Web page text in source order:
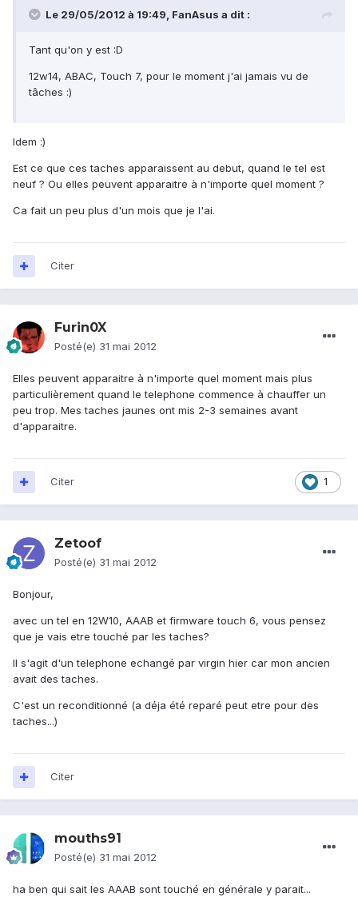
Le 29/05/2012 à 19:49, FanAsus a dit :
Tant qu'on y est :D
12w14, ABAC, Touch 7, pour le moment j'ai jamais vu de
tâches :)
Idem :)
Est ce que ces taches apparaissent au debut, quand le tel est
neuf ? Ou elles peuvent apparaitre à n'importe quel moment ?
Ca fait un peu plus d'un mois que je l'ai.
Citer
Furin0X
Posté(e) 31 mai 2012
Elles peuvent apparaitre à n'importe quel moment mais plus
particulièrement quand le telephone commence à chauffer un
peu trop. Mes taches jaunes ont mis 2-3 semaines avant
d'apparaitre.
1
Citer
Zetoof
Posté(e) 31 mai 2012
Bonjour,
avec un tel en 12W10, AAAB et firmware touch 6, vous pensez
que je vais etre touché par les taches?
Il s'agit d'un telephone echangé par virgin hier car mon ancien
avait des taches.
C'est un reconditionné (a déja été reparé peut etre pour des
taches...)
Citer
mouths91
Posté(e) 31 mai 2012
ha ben qui sait les AAAB sont touché en générale y parait...